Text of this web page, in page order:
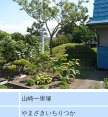
山崎一里塚
やまざきいちりつか